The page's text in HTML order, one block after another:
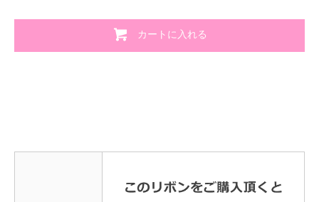
カートに入れる